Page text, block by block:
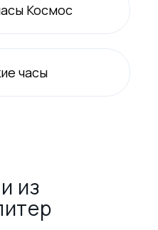
Космос
часы
из